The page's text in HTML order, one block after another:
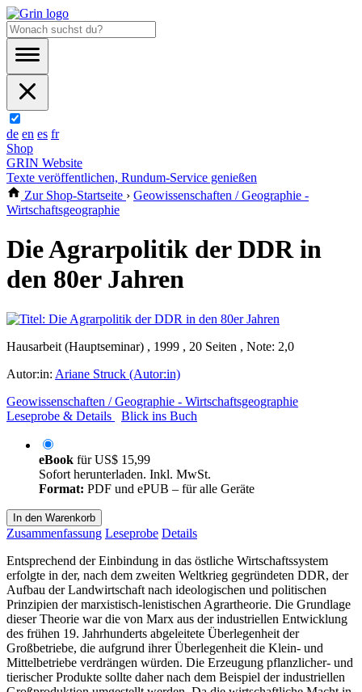
de en es fr
Shop
GRIN Website
Texte veröffentlichen, Rundum-Service genießen
Zur Shop-Startseite › Geowissenschaften / Geographie -
Wirtschaftsgeographie
Die Agrarpolitik der DDR in
den 80er Jahren
Hausarbeit (Hauptseminar) , 1999 , 20 Seiten , Note: 2,0
Autor:in: Ariane Struck (Autor:in)
Geowissenschaften / Geographie - Wirtschaftsgeographie
Leseprobe & Details
Blick ins Buch
eBook fürUS$ 15,99
Sofort herunterladen. Inkl. MwSt.
Format: PDF und ePUB – für alle Geräte
In den Warenkorb
Zusammenfassung Leseprobe Details
Entsprechend der Einbindung in das östliche Wirtschaftssystem
erfolgte in der, nach dem zweiten Weltkrieg gegründeten DDR, der
Aufbau der Landwirtschaft nach ideologischen und politischen
Prinzipien der marxistisch-lenistischen Agrartheorie. Die Grundlage
dieser Theorie war die von Marx aus der industriellen Entwicklung
des frühen 19. Jahrhunderts abgeleitete Überlegenheit der
Großbetriebe, die aufgrund ihrer Überlegenheit die Klein- und
Mittelbetriebe verdrängen würden. Die Erzeugung pflanzlicher- und
tierischer Produkte sollte daher nach dem Beispiel der industriellen